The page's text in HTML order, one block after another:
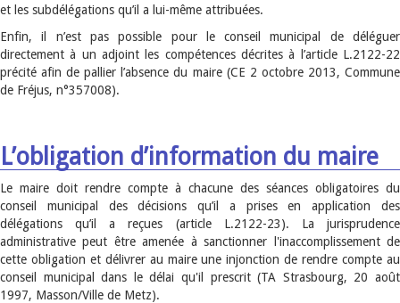
et les subdélégations qu’il a lui-même attribuées.
Enfin, il n’est pas possible pour le conseil municipal de déléguer
directement à un adjoint les compétences décrites à l’article L.2122-22
précité afin de pallier l’absence du maire (CE 2 octobre 2013, Commune
de Fréjus, n°357008).
L’obligation d’information du maire
Le maire doit rendre compte à chacune des séances obligatoires du
conseil municipal des décisions qu’il a prises en application des
délégations qu’il a reçues (article L.2122-23). La jurisprudence
administrative peut être amenée à sanctionner l'inaccomplissement de
cette obligation et délivrer au maire une injonction de rendre compte au
conseil municipal dans le délai qu'il prescrit (TA Strasbourg, 20 août
1997, Masson/Ville de Metz).